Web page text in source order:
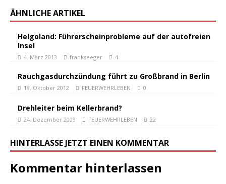
ÄHNLICHE ARTIKEL
Helgoland: Führerscheinprobleme auf der autofreien
Insel
4. März 2013 frankseeger 4
Rauchgasdurchzündung führt zu Großbrand in Berlin
18. Oktober 2012 FEUERWEHRLEBEN 0
Drehleiter beim Kellerbrand?
24. Dezember 2009 FEUERWEHRLEBEN 22
HINTERLASSE JETZT EINEN KOMMENTAR
Kommentar hinterlassen